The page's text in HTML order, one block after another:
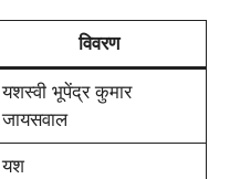
विवरण
यशस्वी भूपेंद्र कुमार
जायसवाल
यश